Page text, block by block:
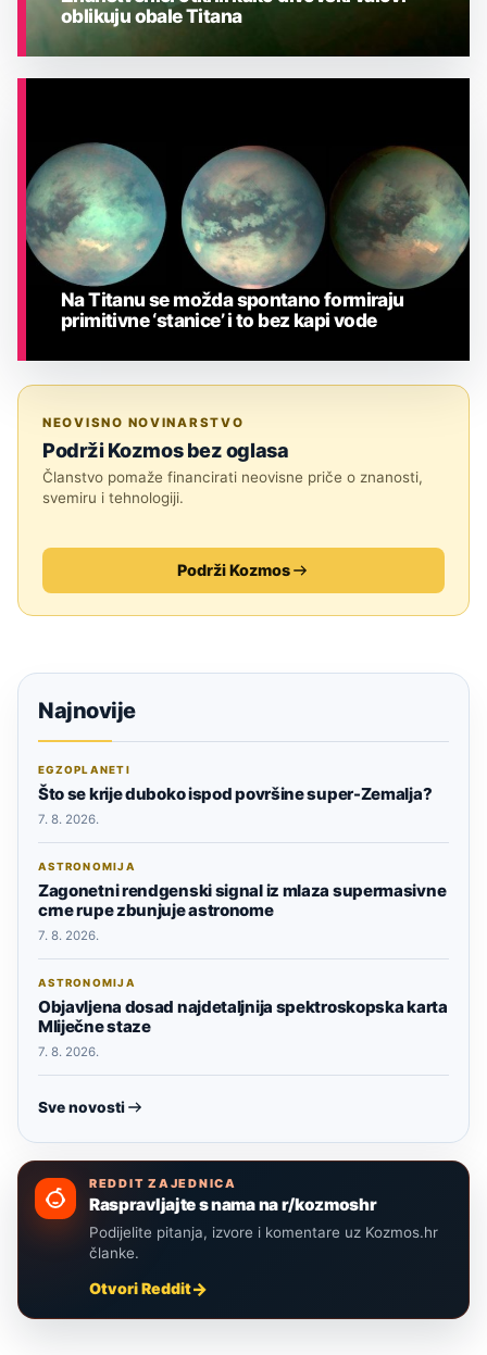
oblikuju obale Titana
Na Titanu se možda spontano formiraju
primitivne ‘stanice’ i to bez kapi vode
NEOVISNO NOVINARSTVO
Podrži Kozmos bez oglasa
Članstvo pomaže financirati neovisne priče o znanosti,
svemiru i tehnologiji.
Podrži Kozmos
Najnovije
EGZOPLANETI
Što se krije duboko ispod površine super-Zemalja?
7. 8. 2026.
ASTRONOMIJA
Zagonetni rendgenski signal iz mlaza supermasivne
crne rupe zbunjuje astronome
7. 8. 2026.
ASTRONOMIJA
Objavljena dosad najdetaljnija spektroskopska karta
Mliječne staze
7. 8. 2026.
Sve novosti
REDDIT ZAJEDNICA
Raspravljajte s nama na r/kozmoshr
Podijelite pitanja, izvore i komentare uz Kozmos.hr
članke.
Otvori Reddit